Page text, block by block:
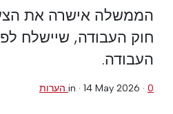
הממשלה אישרה את
חוק העבודה, שיישלח
העבודה.
in · 14 May 2026 · 0 הערות